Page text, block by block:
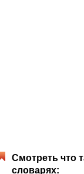
Смотреть что
словарях: